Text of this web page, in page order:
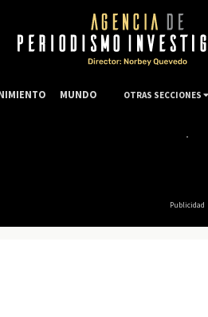
Publicidad
MUNDO OTRAS SECCIONES